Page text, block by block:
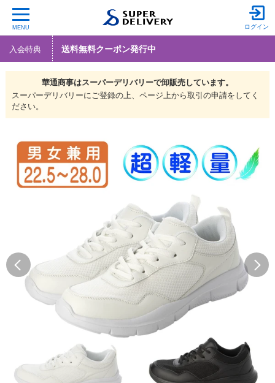
MENU ログイン
入会特典 送料無料クーポン発行中
華通商事はスーパーデリバリーで卸販売しています。
スーパーデリバリーにご登録の上、ページ上から取引の申請をしてく
ださい。